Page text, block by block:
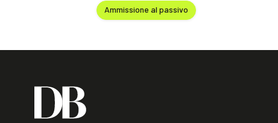
Ammissione al passivo